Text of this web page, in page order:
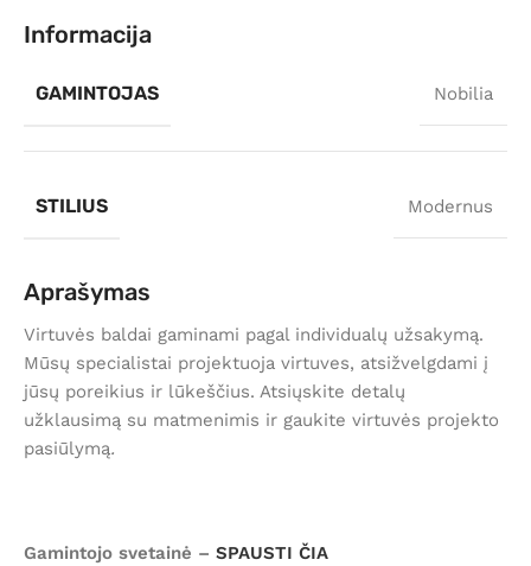
Informacija
GAMINTOJAS Nobilia
STILIUS Modernus
Aprašymas
Virtuvės baldai gaminami pagal individualų užsakymą.
Mūsų specialistai projektuoja virtuves, atsižvelgdami į
jūsų poreikius ir lūkeščius. Atsiųskite detalų
užklausimą su matmenimis ir gaukite virtuvės projekto
pasiūlymą.
Gamintojo svetainė – SPAUSTI ČIA